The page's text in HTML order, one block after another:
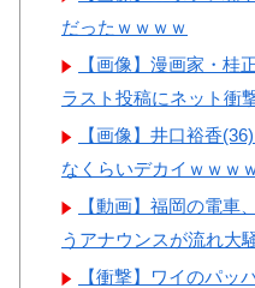
Powered by livedoor 相互RSS
だったｗｗｗｗ
【画像】漫画家・桂
ラスト投稿にネット衝
【画像】井口裕香
なくらいデカイｗｗｗ
【動画】福岡の電
うアナウンスが流れ大
【衝撃】ワイのパッ